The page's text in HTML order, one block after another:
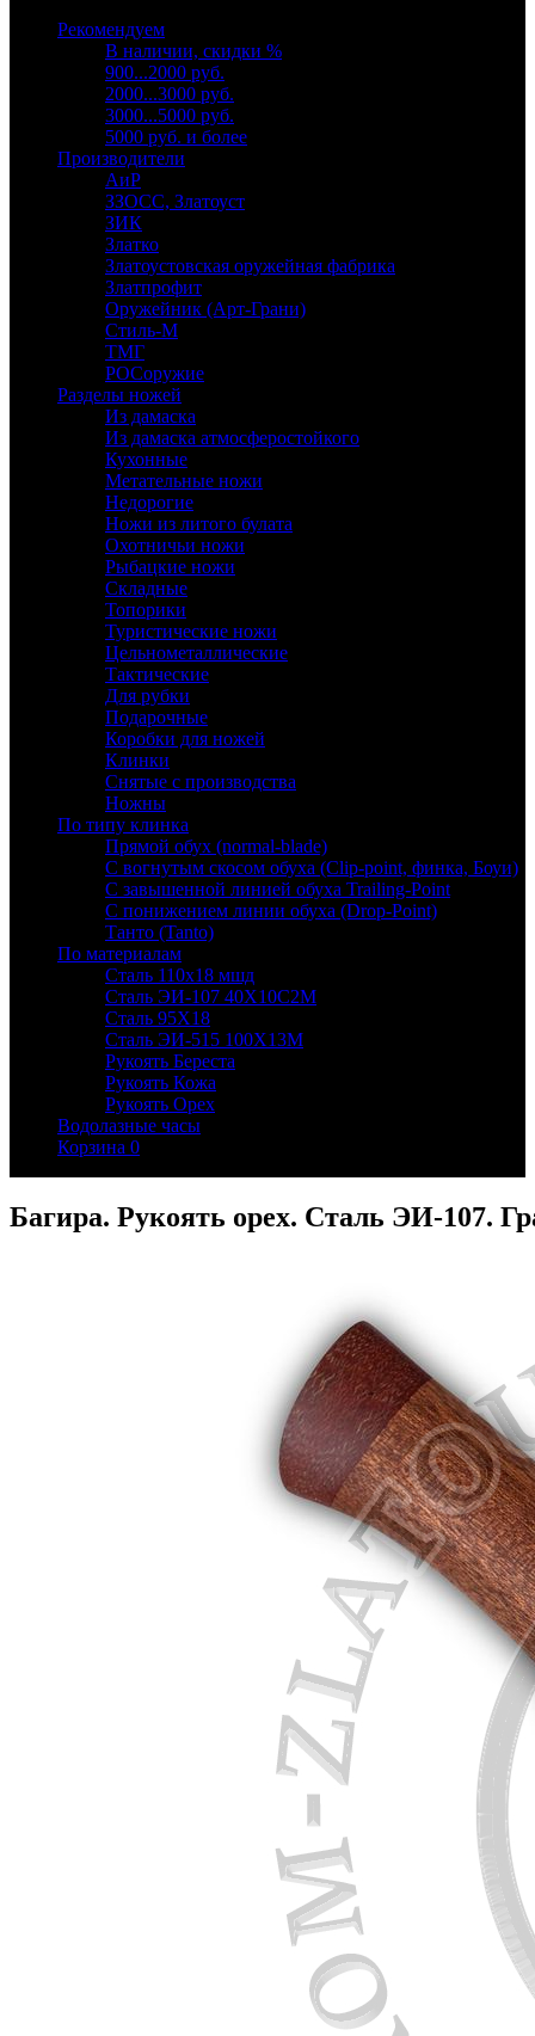
Рекомендуем
В наличии, скидки %
900...2000 руб.
2000...3000 руб.
3000...5000 руб.
5000 руб. и более
Производители
АиР
ЗЗОСС, Златоуст
ЗИК
Златко
Златоустовская оружейная фабрика
Златпрофит
Оружейник (Арт-Грани)
Стиль-М
ТМГ
РОСоружие
Разделы ножей
Из дамаска
Из дамаска атмосферостойкого
Кухонные
Метательные ножи
Недорогие
Ножи из литого булата
Охотничьи ножи
Рыбацкие ножи
Складные
Топорики
Туристические ножи
Цельнометаллические
Тактические
Для рубки
Подарочные
Коробки для ножей
Клинки
Снятые с производства
Ножны
По типу клинка
Прямой обух (normal-blade)
С вогнутым скосом обуха (Clip-point, финка, Боуи)
С завышенной линией обуха Trailing-Point
С понижением линии обуха (Drop-Point)
Танто (Tanto)
По материалам
Сталь 110х18 мшд
Сталь ЭИ-107 40Х10С2М
Сталь 95Х18
Сталь ЭИ-515 100Х13М
Рукоять Береста
Рукоять Кожа
Рукоять Орех
Водолазные часы
Корзина 0
Багира. Рукоять орех. Сталь ЭИ-107.